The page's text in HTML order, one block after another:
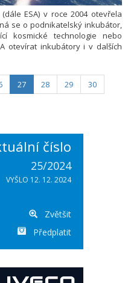
ESA) v roce 2004 otevřela
se o podnikatelský inkubátor,
kosmické technologie nebo
otevírat inkubátory i v dalších
na 200 000 EUR a posouvá se
27 28 29
30
číslo
25/2024
VYŠLO 12. 12. 2024
Zvětšit
Předplatit